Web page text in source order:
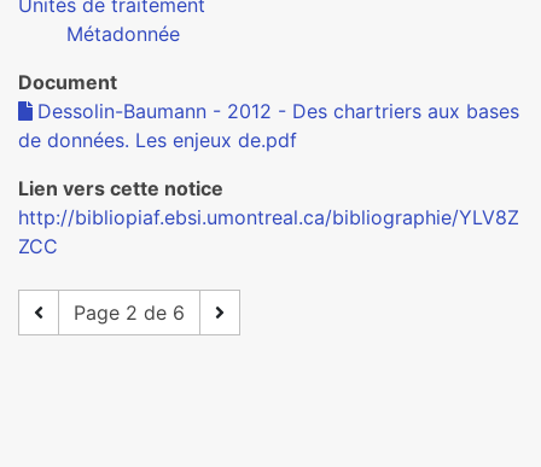
Unités de traitement
Métadonnée
Document
Dessolin-Baumann - 2012 - Des chartriers aux bases
de données. Les enjeux de.pdf
Lien vers cette notice
http://bibliopiaf.ebsi.umontreal.ca/bibliographie/YLV8Z
ZCC
Page 2 de 6